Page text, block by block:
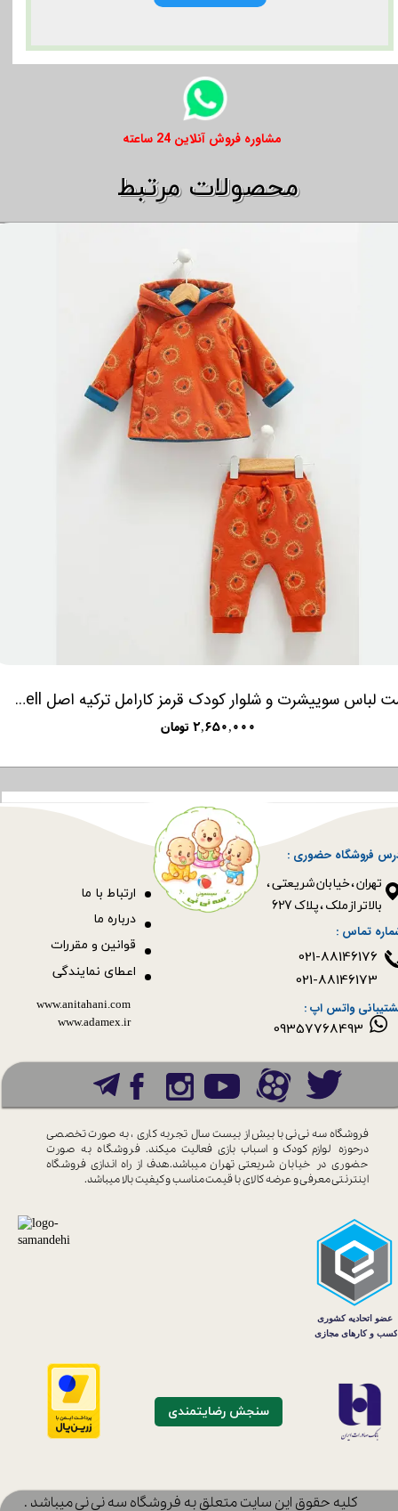
​​مشاوره فروش آنلاین 24 ساعته
ست لباس سوییشرت و شلوار کودک قرمز کارامل ترکیه اصل caramell
۲,۶۵۰,۰۰۰ تومان
​​محصولات مرتبط
فروشگاه حضوری :
​​​​​​​تهران ، خیابان شریعتی ،
بالاتر از ملک ، پلاک 627​​​​​​​
قوانین و مقررات
ارتباط با ما
09357768493
درباره ما
اعطای نمایندگی
www.anitahani.com
www.ada​​​​​​​mex.ir
فروشگاه سه نی نی با بیش از بیست سال تجربه کاری ، به صورت تخصصی
درحوزه لوازم کودک و اسباب بازی فعالیت میکند. فروشگاه به صورت
حضوری در خیابان شریعتی تهران میباشد.هدف از راه اندازی فروشگاه
اینترنتی معرفی و عرضه کالای باقیمت مناسب و کیفیت بالا میباشد.
تماس :
واتس اپ :
سنجش رضایتمندی
​کلیه حقوق این سایت متعلق به فروشگاه سه نی نی میباشد .